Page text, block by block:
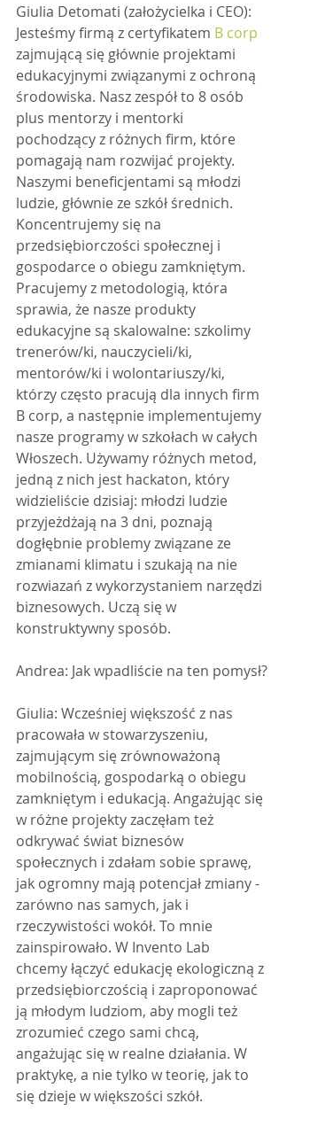
Giulia Detomati (założycielka i CEO):
Jesteśmy firmą z certyfikatem B corp
zajmującą się głównie projektami
edukacyjnymi związanymi z ochroną
środowiska. Nasz zespół to 8 osób
plus mentorzy i mentorki
pochodzący z różnych firm, które
pomagają nam rozwijać projekty.
Naszymi beneficjentami są młodzi
ludzie, głównie ze szkół średnich.
Koncentrujemy się na
przedsiębiorczości społecznej i
gospodarce o obiegu zamkniętym.
Pracujemy z metodologią, która
sprawia, że ​​nasze produkty
edukacyjne są skalowalne: szkolimy
trenerów/ki, nauczycieli/ki,
mentorów/ki i wolontariuszy/ki,
którzy często pracują dla innych firm
B corp, a następnie implementujemy
nasze programy w szkołach w całych
Włoszech. Używamy różnych metod,
jedną z nich jest hackaton, który
widzieliście dzisiaj: młodzi ludzie
przyjeżdżają na 3 dni, poznają
dogłębnie problemy związane ze
zmianami klimatu i szukają na nie
rozwiazań z wykorzystaniem narzędzi
biznesowych. Uczą się w
konstruktywny sposób.
Andrea: Jak wpadliście na ten pomysł?
Giulia: Wcześniej większość z nas
pracowała w stowarzyszeniu,
zajmującym się zrównoważoną
mobilnością, gospodarką o obiegu
zamkniętym i edukacją. Angażując się
w różne projekty zaczęłam też
odkrywać świat biznesów
społecznych i zdałam sobie sprawę,
jak ogromny mają potencjał zmiany -
zarówno nas samych, jak i
rzeczywistości wokół. To mnie
zainspirowało. W Invento Lab
chcemy łączyć edukację ekologiczną z
przedsiębiorczością i zaproponować
ją młodym ludziom, aby mogli też
zrozumieć czego sami chcą,
angażując się w realne działania. W
praktykę, a nie tylko w teorię, jak to
się dzieje w większości szkół.